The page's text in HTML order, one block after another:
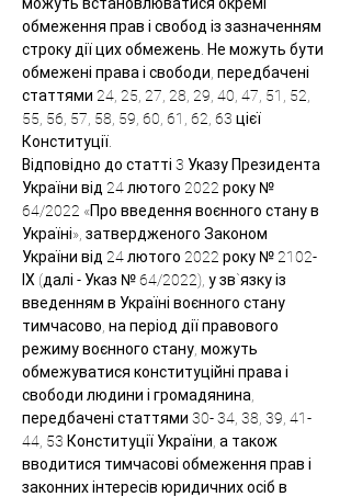
обмеження прав і свобод із зазначенням
строку дії цих обмежень. Не можуть бути
обмежені права і свободи, передбачені
статтями 24, 25, 27, 28, 29, 40, 47, 51, 52,
55, 56, 57, 58, 59, 60, 61, 62, 63 цієї
Конституції.
Відповідно до статті 3 Указу Президента
України від 24 лютого 2022 року №
64/2022 «Про введення воєнного стану в
Україні», затвердженого Законом
України від 24 лютого 2022 року № 2102-
ІХ (далі - Указ № 64/2022), у зв`язку із
введенням в Україні воєнного стану
тимчасово, на період дії правового
режиму воєнного стану, можуть
обмежуватися конституційні права і
свободи людини і громадянина,
передбачені статтями 30- 34, 38, 39, 41-
44, 53 Конституції України, а також
вводитися тимчасові обмеження прав і
законних інтересів юридичних осіб в